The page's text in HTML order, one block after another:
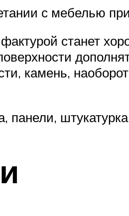
с мебелью
станет
камень,
панели,